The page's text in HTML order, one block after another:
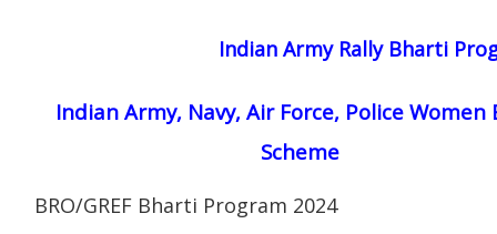
Indian Army Rally Bharti
Indian Army, Navy, Air Force, Police Women
Scheme
BRO/GREF Bharti Program 2024